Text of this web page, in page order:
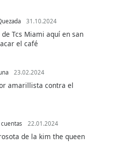
31.10.2024
Tcs Miami aquí en san
el café
23.02.2024
amarillista contra el
22.01.2024
de la kim the queen